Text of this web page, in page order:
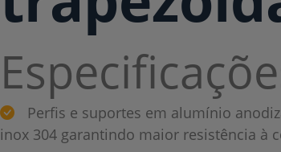
Perfis e suportes em alumínio
inox 304 garantindo maior resistência à